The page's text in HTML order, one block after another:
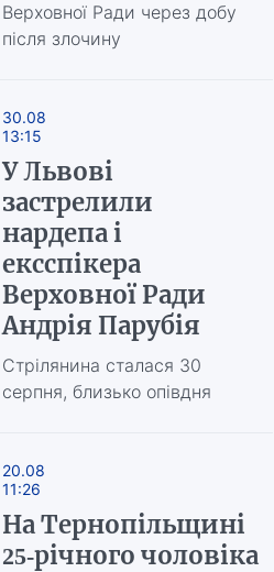
Верховної Ради через добу
після злочину
30.08
13:15
У Львові
застрелили
нардепа і
ексспікера
Верховної Ради
Андрія Парубія
Стрілянина сталася 30
серпня, близько опівдня
20.08
11:26
На Тернопільщині
25-річного чоловіка